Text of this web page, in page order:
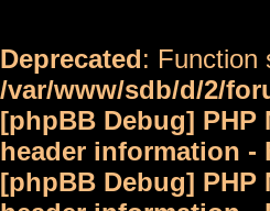
Deprecated: Function
/var/www/sdb/d/2/
[phpBB Debug] PHP
header information -
[phpBB Debug] PHP